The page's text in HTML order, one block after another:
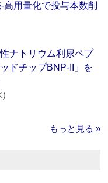
高用量化で投与本数削
ナトリウム利尿ペプ
ドチップBNP-II」を
)
もっと見る »